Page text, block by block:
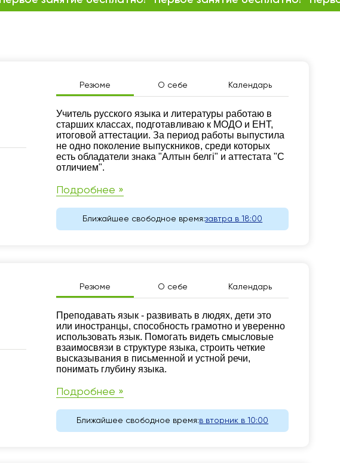
Резюме О себе Календарь
Резюме
Учитель русского языка и литературы работаю в
старших классах, подготавливаю к МОДО и ЕНТ,
итоговой аттестации. За период работы выпустила
не одно поколение выпускников, среди которых
есть обладатели знака "Алтын белгi" и аттестата "С
отличием".
Подробнее »
Ближайшее свободное время:завтра в 18:00
Резюме О себе Календарь
Резюме
Преподавать язык - развивать в людях, дети это
или иностранцы, способность грамотно и уверенно
использовать язык. Помогать видеть смысловые
взаимосвязи в структуре языка, строить четкие
высказывания в письменной и устной речи,
понимать глубину языка.
Подробнее »
Ближайшее свободное время:в вторник в 10:00